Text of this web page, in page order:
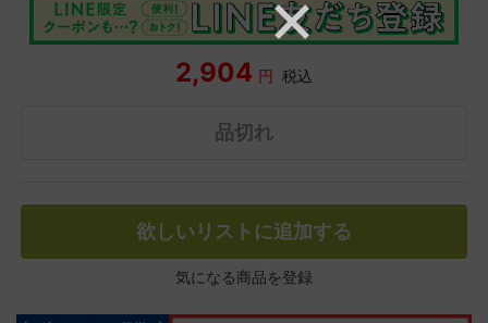
2,904 円 税込
品切れ
欲しいリストに追加する
気になる商品を登録